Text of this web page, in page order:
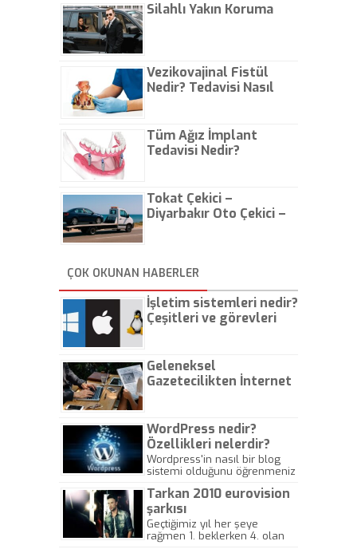
Silahlı Yakın Koruma
Vezikovajinal Fistül
Nedir? Tedavisi Nasıl
Tüm Ağız İmplant
Tedavisi Nedir?
Tokat Çekici –
Diyarbakır Oto Çekici –
ÇOK OKUNAN HABERLER
İşletim sistemleri nedir?
Çeşitleri ve görevleri
Geleneksel
Gazetecilikten İnternet
WordPress nedir?
Özellikleri nelerdir?
Wordpress'in nasıl bir blog
sistemi olduğunu öğrenmeniz
Tarkan 2010 eurovision
şarkısı
Geçtiğimiz yıl her şeye
rağmen 1. beklerken 4. olan